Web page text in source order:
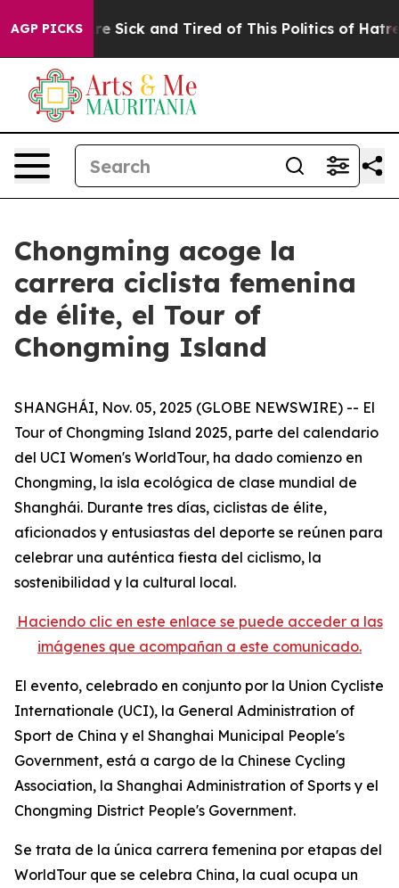
AGP PICKSAre Sick and Tired of This Politics of Hatred”
Chongming acoge la
carrera ciclista femenina
de élite, el Tour of
Chongming Island
SHANGHÁI, Nov. 05, 2025 (GLOBE NEWSWIRE) -- El
Tour of Chongming Island 2025, parte del calendario
del UCI Women's WorldTour, ha dado comienzo en
Chongming, la isla ecológica de clase mundial de
Shanghái. Durante tres días, ciclistas de élite,
aficionados y entusiastas del deporte se reúnen para
celebrar una auténtica fiesta del ciclismo, la
sostenibilidad y la cultural local.
Haciendo clic en este enlace se puede acceder a las
imágenes que acompañan a este comunicado.
El evento, celebrado en conjunto por la Union Cycliste
Internationale (UCI), la General Administration of
Sport de China y el Shanghai Municipal People's
Government, está a cargo de la Chinese Cycling
Association, la Shanghai Administration of Sports y el
Chongming District People's Government.
Se trata de la única carrera femenina por etapas del
WorldTour que se celebra China, la cual ocupa un